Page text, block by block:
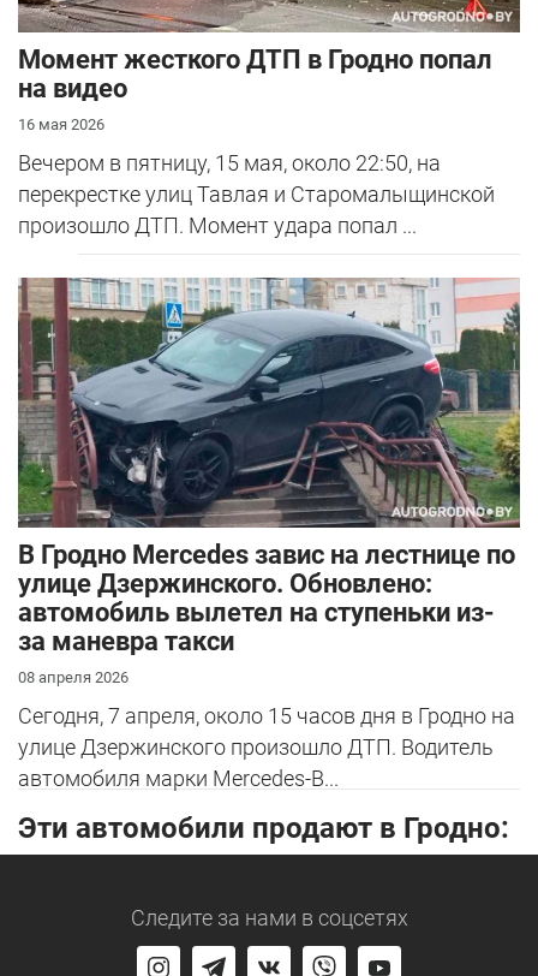
Момент жесткого ДТП в Гродно попал
на видео
16 мая 2026
Вечером в пятницу, 15 мая, около 22:50, на
перекрестке улиц Тавлая и Старомалыщинской
произошло ДТП. Момент удара попал ...
В Гродно Mercedes завис на лестнице по
улице Дзержинского. Обновлено:
автомобиль вылетел на ступеньки из-
за маневра такси
08 апреля 2026
Сегодня, 7 апреля, около 15 часов дня в Гродно на
улице Дзержинского произошло ДТП. Водитель
автомобиля марки Mercedes-B...
Эти автомобили продают в Гродно:
Следите за нами в соцсетях